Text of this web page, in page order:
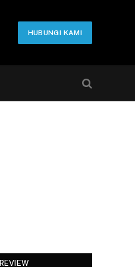
HUBUNGI KAMI
REVIEW